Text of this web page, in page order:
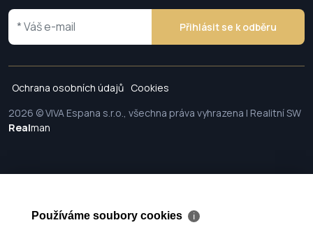
Přihlásit se k odběru
Ochrana osobních údajů Cookies
2026 © VIVA Espana s.r.o., všechna práva vyhrazena | Realitní SW
Realman
Používáme soubory cookies ℹ